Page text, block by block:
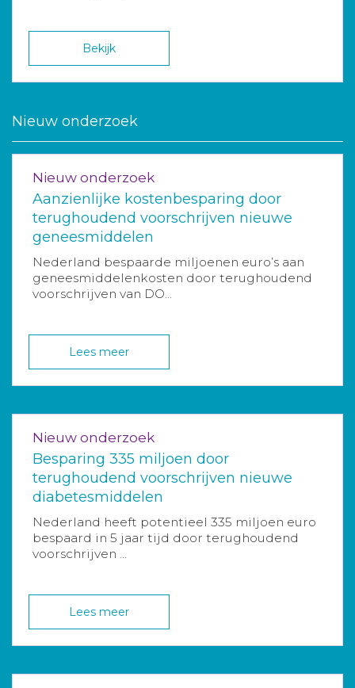
Bekijk
Nieuw onderzoek
Nieuw onderzoek
Aanzienlijke kostenbesparing door
terughoudend voorschrijven nieuwe
geneesmiddelen
Nederland bespaarde miljoenen euro’s aan
geneesmiddelenkosten door terughoudend
voorschrijven van DO...
Lees meer
Nieuw onderzoek
Besparing 335 miljoen door
terughoudend voorschrijven nieuwe
diabetesmiddelen
Nederland heeft potentieel 335 miljoen euro
bespaard in 5 jaar tijd door terughoudend
voorschrijven ...
Lees meer